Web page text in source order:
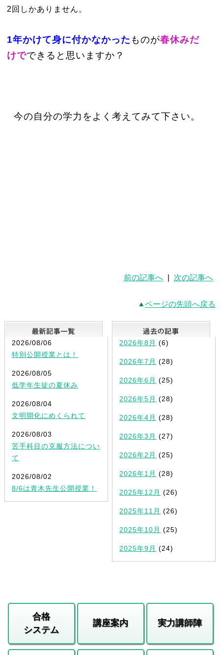
2回しかありません。
1年かけて身に付かなかった ものが春休みだ
けでできると思いますか？
今の自分の学力をよく考えてみて下さい。
前の記事へ 次の記事へ
ページの先頭へ戻る
最新記事一覧
2026/08/06
特別公開授業とは！
2026/08/05
低学年生徒の夏休み
2026/08/04
文明開化にめくられて
2026/08/03
苦手科目の克服方法につい
て
2026/08/02
8/6は青木先生公開授業！
2026年8月 (6)
2026年7月 (28)
2026年6月 (25)
2026年5月 (28)
2026年4月 (28)
2026年3月 (27)
2026年2月 (25)
2026年1月 (28)
2025年12月 (26)
2025年11月 (26)
2025年10月 (25)
2025年9月 (24)
合格
システム
講座案内 実力講師陣